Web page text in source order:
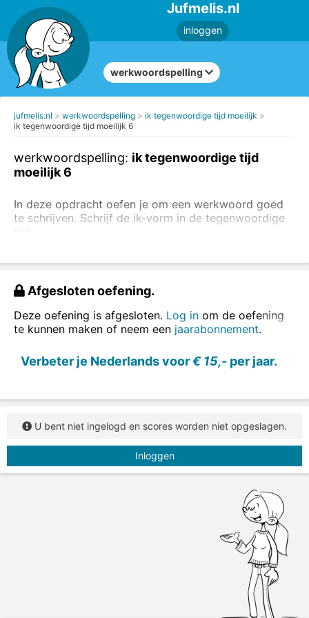
Jufmelis.nl
inloggen
werkwoordspelling
jufmelis.nl werkwoordspelling
ik tegenwoordige tijd moeilijk
ik tegenwoordige tijd moeilijk 6
werkwoordspelling: ik tegenwoordige tijd
moeilijk 6
In deze opdracht oefen je om een werkwoord goed
te schrijven. Schrijf de ik-vorm in de tegenwoordige
Schrijf de ik-vorm van de werkwoorden.
Afgesloten oefening.
Deze oefening is afgesloten. Log in om de oefening
te kunnen maken of neem een jaarabonnement.
Verbeter je Nederlands voor€ 15,- per jaar.
U bent niet ingelogd en scores worden niet opgeslagen.
Inloggen